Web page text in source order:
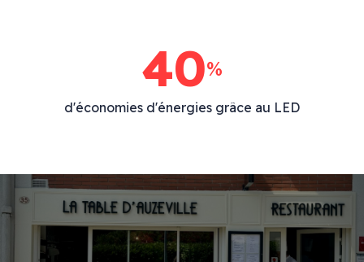
40%
d'économies d'énergies grâce au LED